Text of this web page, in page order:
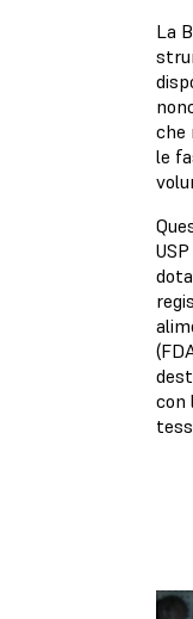
La
che
le
con